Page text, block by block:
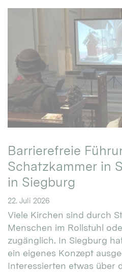
Barrierefreie
Schatzkammer in
in Siegburg
22. Juli 2026
Viele Kirchen sind durch
Menschen im Rollstuhl
zugänglich. In Siegburg
ein eigenes Konzept
Interessierten etwas über